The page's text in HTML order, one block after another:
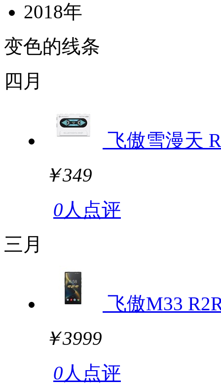
2018年
变色的线条
四月
飞傲雪漫天
￥349
0人点评
三月
飞傲M33
￥3999
0人点评